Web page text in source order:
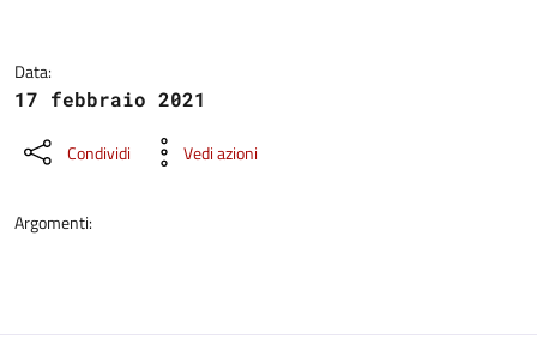
Data:
17 febbraio 2021
Condividi Vedi azioni
Argomenti: